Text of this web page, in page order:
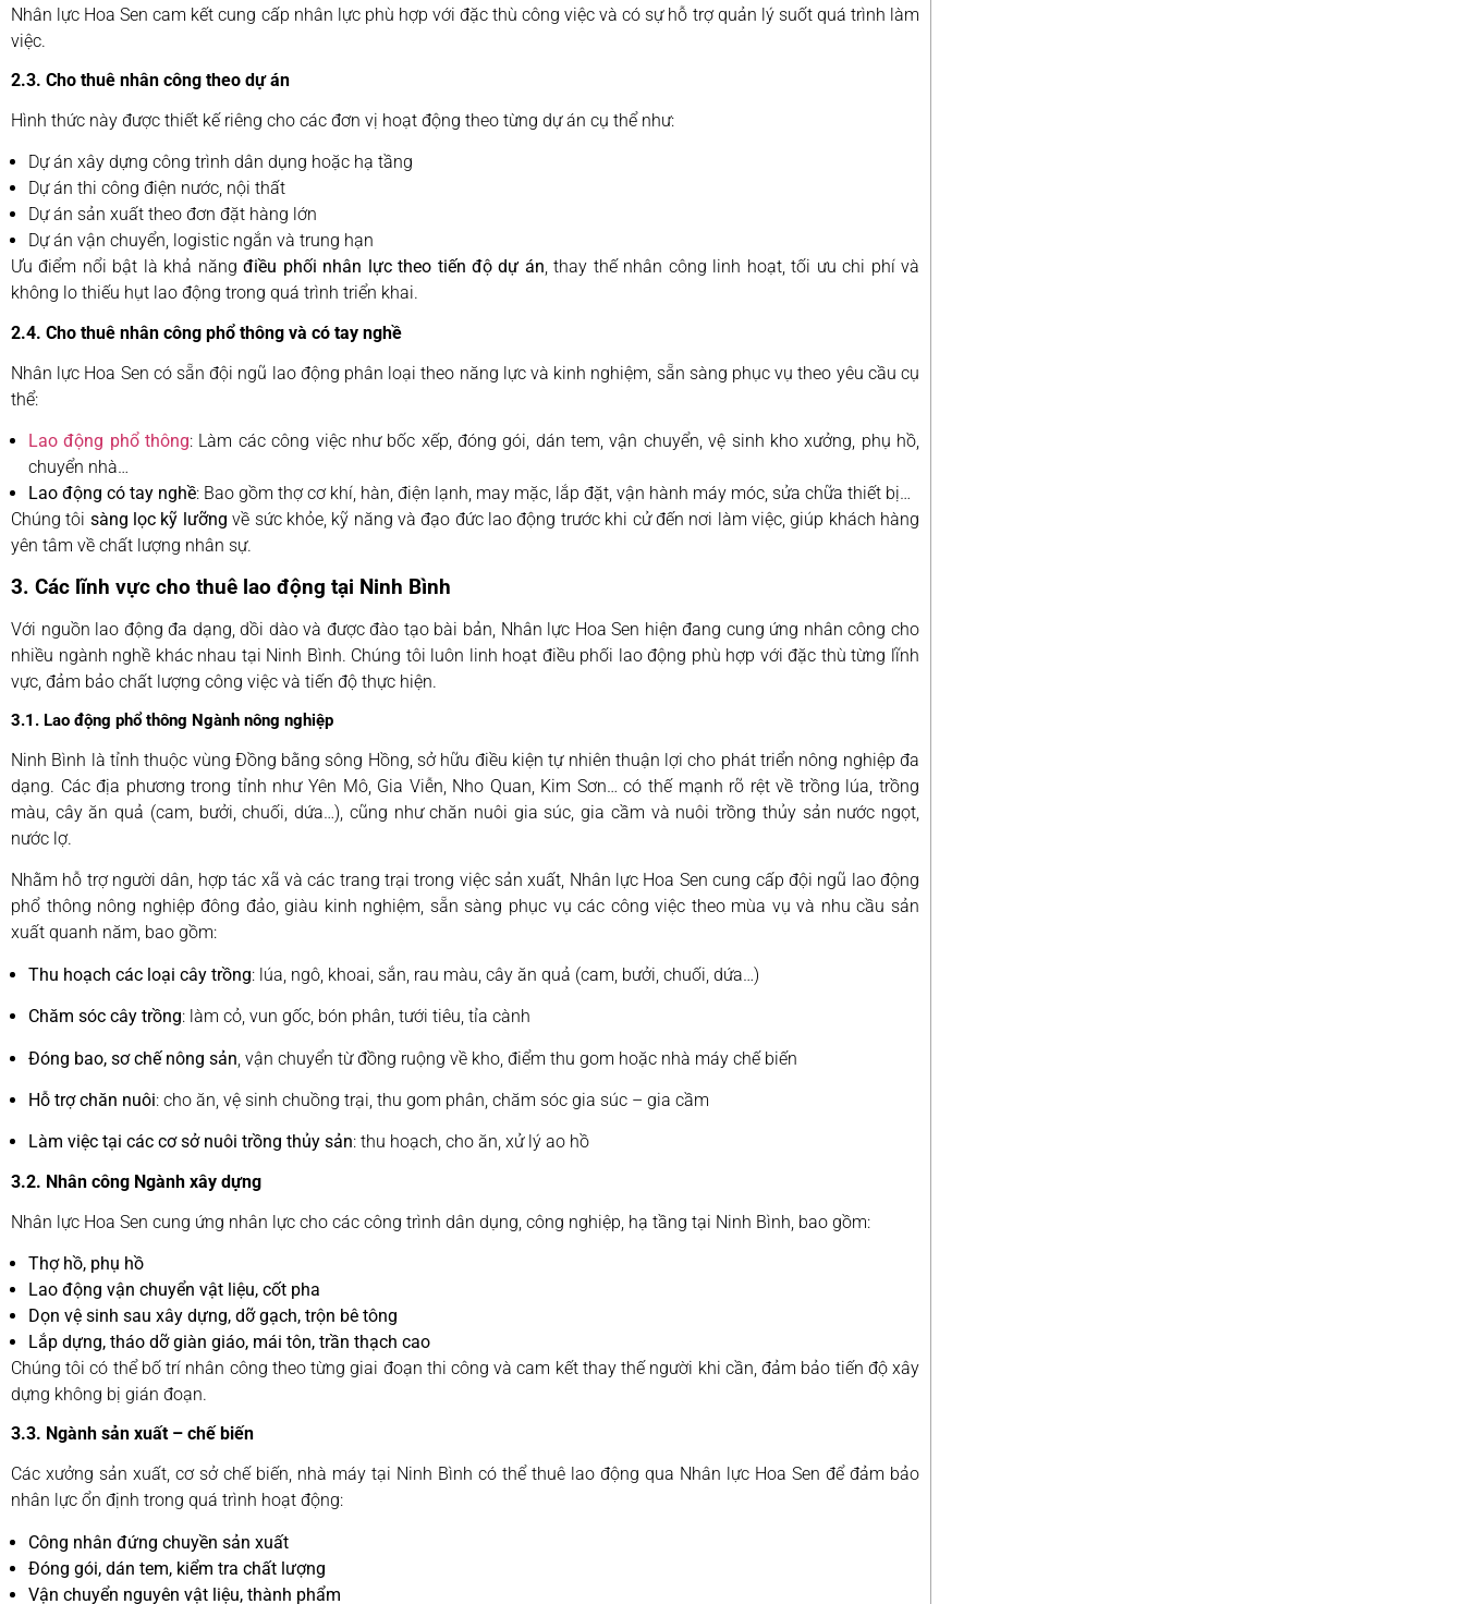
Nhân lực Hoa Sen cam kết cung cấp nhân lực phù hợp với đặc thù công việc và có sự hỗ trợ quản lý suốt quá trình làm
việc.
2.3. Cho thuê nhân công theo dự án
Hình thức này được thiết kế riêng cho các đơn vị hoạt động theo từng dự án cụ thể như:
Dự án xây dựng công trình dân dụng hoặc hạ tầng
Dự án thi công điện nước, nội thất
Dự án sản xuất theo đơn đặt hàng lớn
Dự án vận chuyển, logistic ngắn và trung hạn
Ưu điểm nổi bật là khả năngđiều phối nhân lực theo tiến độ dự án, thay thế nhân công linh hoạt, tối ưu chi phí và
không lo thiếu hụt lao động trong quá trình triển khai.
2.4. Cho thuê nhân công phổ thông và có tay nghề
Nhân lực Hoa Sen có sẵn đội ngũ lao động phân loại theo năng lực và kinh nghiệm, sẵn sàng phục vụ theo yêu cầu cụ
thể:
Lao động phổ thông: Làm các công việc như bốc xếp, đóng gói, dán tem, vận chuyển, vệ sinh kho xưởng, phụ hồ,
chuyển nhà…
Lao động có tay nghề: Bao gồm thợ cơ khí, hàn, điện lạnh, may mặc, lắp đặt, vận hành máy móc, sửa chữa thiết bị…
Chúng tôi sàng lọc kỹ lưỡng về sức khỏe, kỹ năng và đạo đức lao động trước khi cử đến nơi làm việc, giúp khách hàng
yên tâm về chất lượng nhân sự.
3. Các lĩnh vực cho thuê lao động tại Ninh Bình
Với nguồn lao động đa dạng, dồi dào và được đào tạo bài bản, Nhân lực Hoa Sen hiện đang cung ứng nhân công cho
nhiều ngành nghề khác nhau tại Ninh Bình. Chúng tôi luôn linh hoạt điều phối lao động phù hợp với đặc thù từng lĩnh
vực, đảm bảo chất lượng công việc và tiến độ thực hiện.
3.1. Lao động phổ thông Ngành nông nghiệp
Ninh Bình là tỉnh thuộc vùng Đồng bằng sông Hồng, sở hữu điều kiện tự nhiên thuận lợi cho phát triển nông nghiệp đa
dạng. Các địa phương trong tỉnh như Yên Mô, Gia Viễn, Nho Quan, Kim Sơn… có thế mạnh rõ rệt về trồng lúa, trồng
màu, cây ăn quả (cam, bưởi, chuối, dứa…), cũng như chăn nuôi gia súc, gia cầm và nuôi trồng thủy sản nước ngọt,
nước lợ.
Nhằm hỗ trợ người dân, hợp tác xã và các trang trại trong việc sản xuất, Nhân lực Hoa Sen cung cấp đội ngũ lao động
phổ thông nông nghiệp đông đảo, giàu kinh nghiệm, sẵn sàng phục vụ các công việc theo mùa vụ và nhu cầu sản
xuất quanh năm, bao gồm:
Thu hoạch các loại cây trồng: lúa, ngô, khoai, sắn, rau màu, cây ăn quả (cam, bưởi, chuối, dứa…)
Chăm sóc cây trồng: làm cỏ, vun gốc, bón phân, tưới tiêu, tỉa cành
Đóng bao, sơ chế nông sản , vận chuyển từ đồng ruộng về kho, điểm thu gom hoặc nhà máy chế biến
Hỗ trợ chăn nuôi: cho ăn, vệ sinh chuồng trại, thu gom phân, chăm sóc gia súc – gia cầm
Làm việc tại các cơ sở nuôi trồng thủy sản: thu hoạch, cho ăn, xử lý ao hồ
3.2. Nhân công Ngành xây dựng
Nhân lực Hoa Sen cung ứng nhân lực cho các công trình dân dụng, công nghiệp, hạ tầng tại Ninh Bình, bao gồm:
Thợ hồ, phụ hồ
Lao động vận chuyển vật liệu, cốt pha
Dọn vệ sinh sau xây dựng, dỡ gạch, trộn bê tông
Lắp dựng, tháo dỡ giàn giáo, mái tôn, trần thạch cao
Chúng tôi có thể bố trí nhân công theo từng giai đoạn thi công và cam kết thay thế người khi cần, đảm bảo tiến độ xây
dựng không bị gián đoạn.
3.3. Ngành sản xuất – chế biến
Các xưởng sản xuất, cơ sở chế biến, nhà máy tại Ninh Bình có thể thuê lao động qua Nhân lực Hoa Sen để đảm bảo
nhân lực ổn định trong quá trình hoạt động:
Công nhân đứng chuyền sản xuất
Đóng gói, dán tem, kiểm tra chất lượng
Vận chuyển nguyên vật liệu, thành phẩm